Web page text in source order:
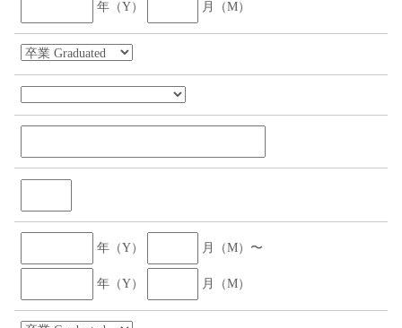
年（Y） 月（M）
年（Y） 月（M）〜
年（Y） 月（M）